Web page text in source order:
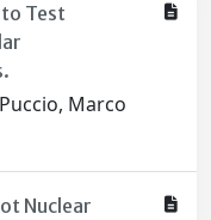
Test
Marco
Nuclear